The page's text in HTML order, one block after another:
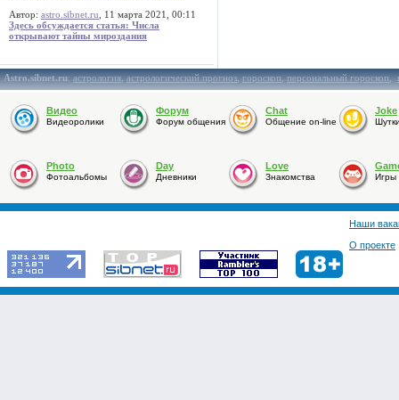
Автор: astro.sibnet.ru , 11 марта 2021, 00:11
Здесь обсуждается статья: Числа
открывают тайны мироздания
Astro.sibnet.ru:астрология,астрологический прогноз,гороскоп,персональный гороскоп,
Видео
Видеоролики
Форум
Форум общения
Chat
Общение on-line
Joke
Photo
Фотоальбомы
Day
Дневники
Love
Знакомства Игры
Наши
О проекте